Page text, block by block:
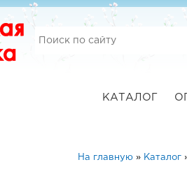
КАТАЛОГ
На главную » Каталог